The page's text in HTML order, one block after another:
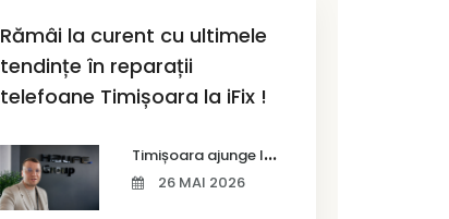
Rămâi la curent cu ultimele
tendințe în reparații
telefoane Timișoara la iFix !
T
imișoara ajunge la Vodafone Business Bootcamp prin Marius Cermian de la Armour România
26 MAI 2026